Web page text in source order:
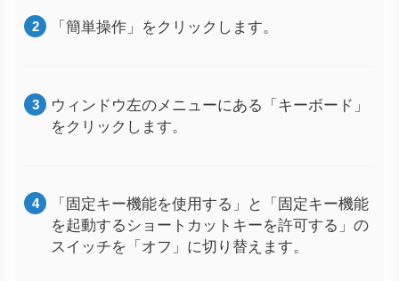
「簡単操作」をクリックします。
ウィンドウ左のメニューにある「キーボード」
をクリックします。
「固定キー機能を使用する」と「固定キー機能
を起動するショートカットキーを許可する」の
スイッチを「オフ」に切り替えます。